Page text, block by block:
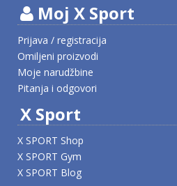
Moj X Sport
Prijava / registracija
Omiljeni proizvodi
Moje narudžbine
Pitanja i odgovori
X Sport
X SPORT Shop
X SPORT Gym
X SPORT Blog